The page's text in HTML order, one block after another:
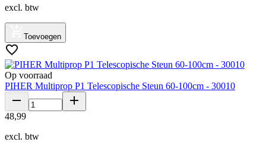
excl. btw
Toevoegen
Op voorraad
PIHER Multiprop P1 Telescopische Steun 60-100cm - 30010
48,99
excl. btw